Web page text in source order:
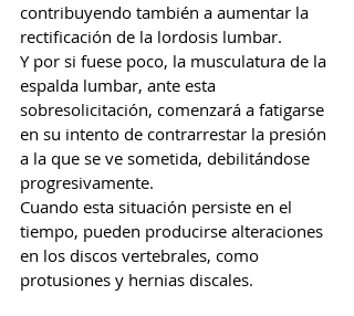
contribuyendo también a aumentar la
rectificación de la lordosis lumbar.
Y por si fuese poco, la musculatura de la
espalda lumbar, ante esta
sobresolicitación, comenzará a fatigarse
en su intento de contrarrestar la presión
a la que se ve sometida, debilitándose
progresivamente.
Cuando esta situación persiste en el
tiempo, pueden producirse alteraciones
en los discos vertebrales, como
protusiones y hernias discales.